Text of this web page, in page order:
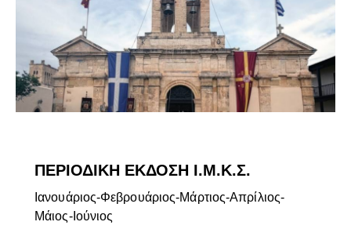
ΠΕΡΙΟΔΙΚΗ ΕΚΔΟΣΗ Ι.Μ.Κ.Σ.
Ιανουάριος-Φεβρουάριος-Μάρτιος-Απρίλιος-
Μάιος-Ιούνιος